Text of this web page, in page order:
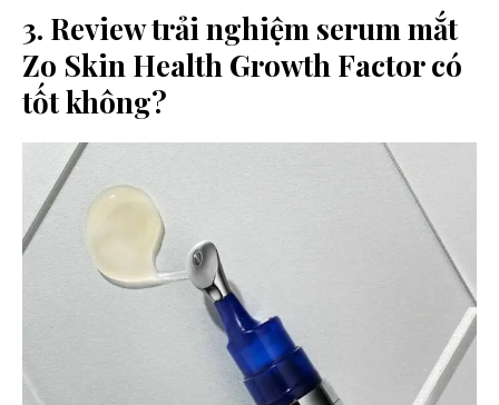
3. Review trải nghiệm serum mắt
Zo Skin Health Growth Factor có
tốt không?